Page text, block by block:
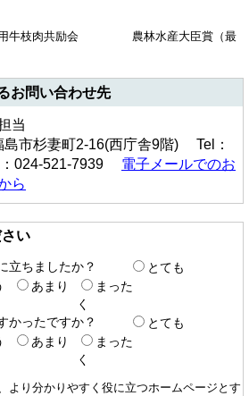
牛枝肉共励会 農林水産大臣賞（最
）
お問い合わせ先
当
島市杉妻町2-16(西庁舎9階) Tel：
024-521-7939 電子メールでのお
ら
い
立ちましたか？
とても
あまり
まった
く
かったですか？
とても
あまり
まった
く
より分かりやすく役に立つホームページとす